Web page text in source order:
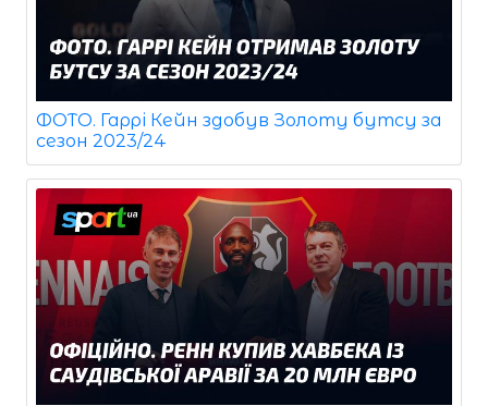
ФОТО. Гаррі Кейн здобув Золоту бутсу за
сезон 2023/24